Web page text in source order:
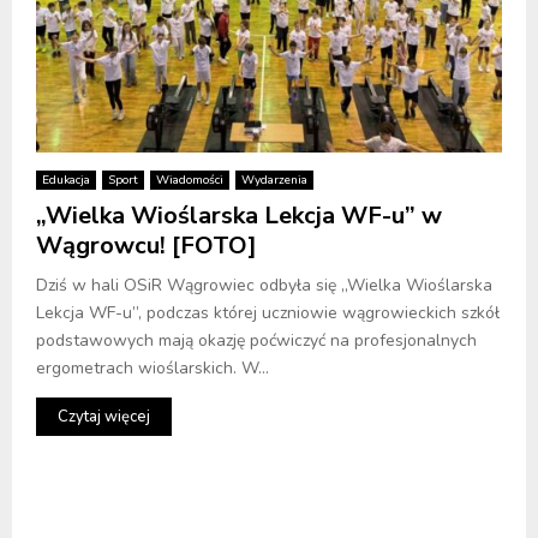
Edukacja Sport Wiadomości Wydarzenia
„Wielka Wioślarska Lekcja WF-u” w
Wągrowcu! [FOTO]
Dziś w hali OSiR Wągrowiec odbyła się „Wielka Wioślarska
Lekcja WF-u”, podczas której uczniowie wągrowieckich szkół
podstawowych mają okazję poćwiczyć na profesjonalnych
ergometrach wioślarskich. W...
Czytaj więcej